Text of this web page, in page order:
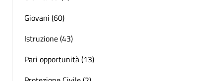
Giovani (60)
Istruzione (43)
Pari opportunità (13)